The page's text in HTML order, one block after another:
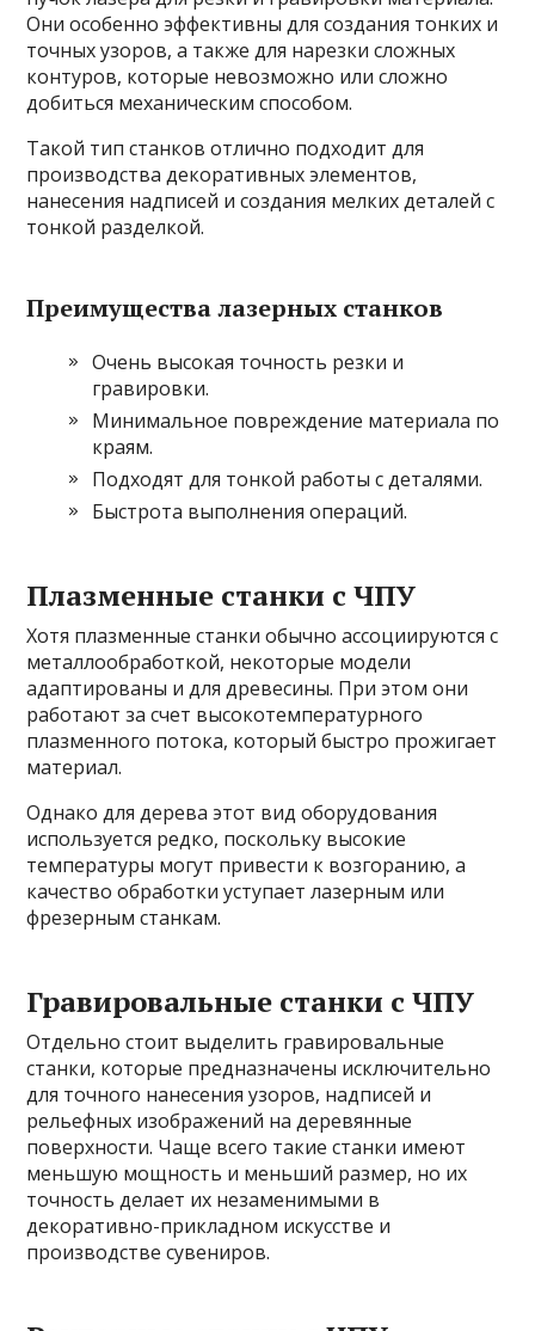
Они особенно эффективны для создания тонких и
точных узоров, а также для нарезки сложных
контуров, которые невозможно или сложно
добиться механическим способом.
Такой тип станков отлично подходит для
производства декоративных элементов,
нанесения надписей и создания мелких деталей с
тонкой разделкой.
Преимущества лазерных станков
Очень высокая точность резки и
гравировки.
Минимальное повреждение материала по
краям.
Подходят для тонкой работы с деталями.
Быстрота выполнения операций.
Плазменные станки с ЧПУ
Хотя плазменные станки обычно ассоциируются с
металлообработкой, некоторые модели
адаптированы и для древесины. При этом они
работают за счет высокотемпературного
плазменного потока, который быстро прожигает
материал.
Однако для дерева этот вид оборудования
используется редко, поскольку высокие
температуры могут привести к возгоранию, а
качество обработки уступает лазерным или
фрезерным станкам.
Гравировальные станки с ЧПУ
Отдельно стоит выделить гравировальные
станки, которые предназначены исключительно
для точного нанесения узоров, надписей и
рельефных изображений на деревянные
поверхности. Чаще всего такие станки имеют
меньшую мощность и меньший размер, но их
точность делает их незаменимыми в
декоративно-прикладном искусстве и
производстве сувениров.